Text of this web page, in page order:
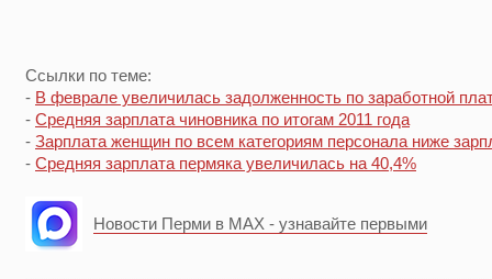
Ссылки по теме:
- В феврале увеличилась задолженность по заработной
- Средняя зарплата чиновника по итогам 2011 года
- Зарплата женщин по всем категориям персонала ниже
- Средняя зарплата пермяка увеличилась на 40,4%
Новости Перми в MAX - узнавайте первыми